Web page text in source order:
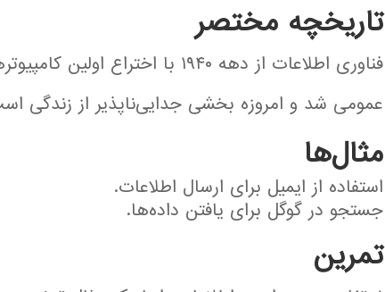
تاریخچه مختصر
عمومی شد و امروزه بخشی جدایی‌ناپذیر از زندگی
مثال‌ها
استفاده از ایمیل برای ارسال اطلاعات.
جستجو در گوگل برای یافتن داده‌ها.
تمرین